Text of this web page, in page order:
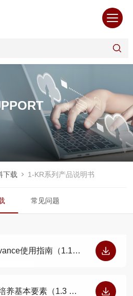
下载 1-KR系列产品说明书
常见问题
使用指南（1.1版）
基本要素（1.3 版）